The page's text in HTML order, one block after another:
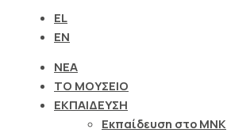
EL
EN
ΝΕΑ
ΤΟ ΜΟΥΣΕΙΟ
ΕΚΠΑΙΔΕΥΣΗ
Εκπαίδευση στο ΜΝΚ